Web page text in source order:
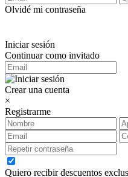
Olvidé mi contraseña
Iniciar sesión
Continuar como invitado
Crear una cuenta
×
Registrarme
Quiero recibir descuentos